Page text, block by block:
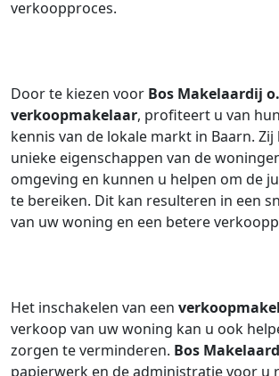
verkoopproces.
Door te kiezen voor Bos Makelaardij
verkoopmakelaar, profiteert u van
kennis van de lokale markt in Baarn.
unieke eigenschappen van de
omgeving en kunnen u helpen om de
te bereiken. Dit kan resulteren in een
van uw woning en een betere
Het inschakelen van een
verkoop van uw woning kan u ook
zorgen te verminderen. Bos
papierwerk en de administratie voor u